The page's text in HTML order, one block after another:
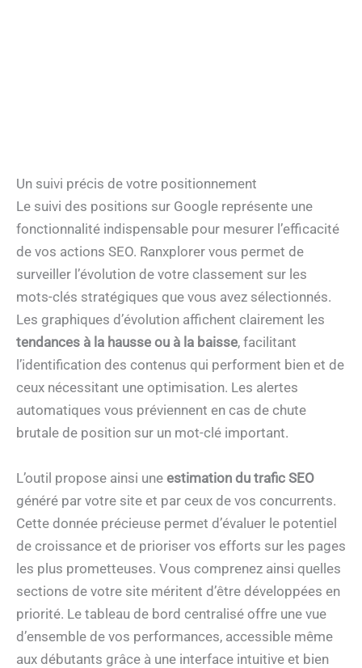
Un suivi précis de votre positionnement
Le suivi des positions sur Google représente une
fonctionnalité indispensable pour mesurer l’efficacité
de vos actions SEO. Ranxplorer vous permet de
surveiller l’évolution de votre classement sur les
mots-clés stratégiques que vous avez sélectionnés.
Les graphiques d’évolution affichent clairement les
tendances à la hausse ou à la baisse, facilitant
l’identification des contenus qui performent bien et de
ceux nécessitant une optimisation. Les alertes
automatiques vous préviennent en cas de chute
brutale de position sur un mot-clé important.
L’outil propose ainsi une estimation du trafic SEO
généré par votre site et par ceux de vos concurrents.
Cette donnée précieuse permet d’évaluer le potentiel
de croissance et de prioriser vos efforts sur les pages
les plus prometteuses. Vous comprenez ainsi quelles
sections de votre site méritent d’être développées en
priorité. Le tableau de bord centralisé offre une vue
d’ensemble de vos performances, accessible même
aux débutants grâce à une interface intuitive et bien